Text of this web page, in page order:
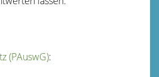
(PAuswG):